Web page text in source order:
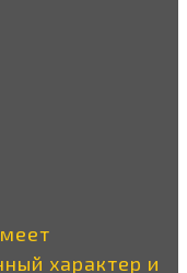
характер и